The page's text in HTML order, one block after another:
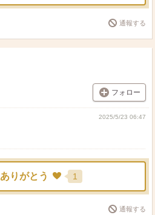
通報する
フォロー
2025/5/23 06:47
ありがとう 1
通報する